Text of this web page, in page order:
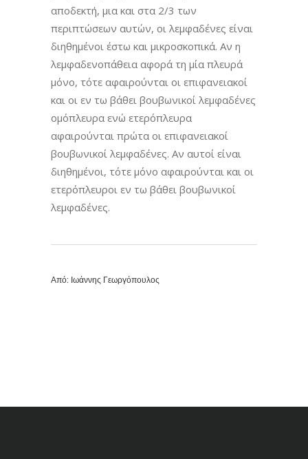
αποδεκτή, μια και στα 2/3 των
περιπτώσεων αυτών, οι λεμφαδένες είναι
διηθημένοι έστω και μικροσκοπικά. Αν η
λεμφαδενοπάθεια αφορά τη μία πλευρά
μόνο, τότε αφαιρούνται οι επιφανειακοί
και οι εν τω βάθει βουβωνικοί λεμφαδένες
ομόπλευρα ενώ ετερόπλευρα
αφαιρούνται πρώτα οι επιφανειακοί
βουβωνικοί λεμφαδένες. Αν αυτοί είναι
διηθημένοι, τότε μόνο αφαιρούνται και οι
ετερόπλευροι εν τω βάθει βουβωνικοί
λεμφαδένες.
Από: Ιωάννης Γεωργόπουλος